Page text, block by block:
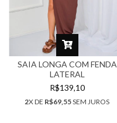
SAIA LONGA COM FENDA
LATERAL
R$139,10
2X DE R$69,55SEM JUROS